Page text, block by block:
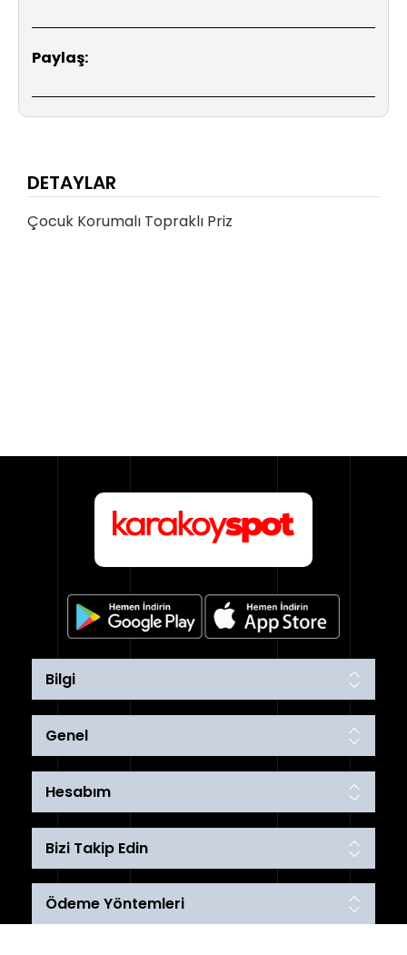
Paylaş:
DETAYLAR
Çocuk Korumalı Topraklı Priz
Bilgi
Genel
Hesabım
Bizi Takip Edin
Ödeme Yöntemleri